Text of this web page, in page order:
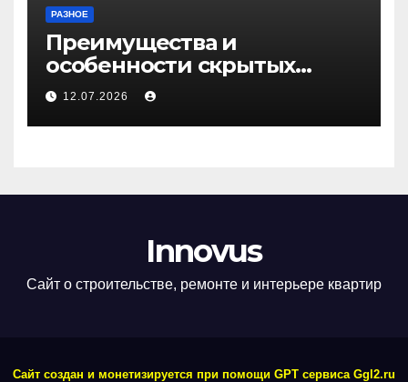
РАЗНОЕ
Преимущества и
особенности скрытых
дверей
12.07.2026
Innovus
Сайт о строительстве, ремонте и интерьере квартир
Сайт создан и монетизируется при помощи GPT сервиса Ggl2.ru